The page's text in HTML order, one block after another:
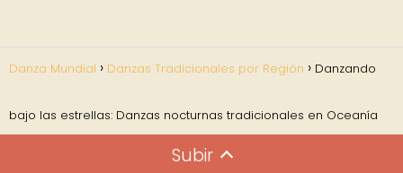
Danza Mundial Danzas Tradicionales por Región Danzando
bajo las estrellas: Danzas nocturnas tradicionales en Oceanía
Subir